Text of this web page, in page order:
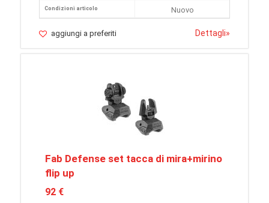
Condizioni articolo
Nuovo
aggiungi a preferiti Dettagli»
Fab Defense set tacca di mira+mirino
flip up
92 €